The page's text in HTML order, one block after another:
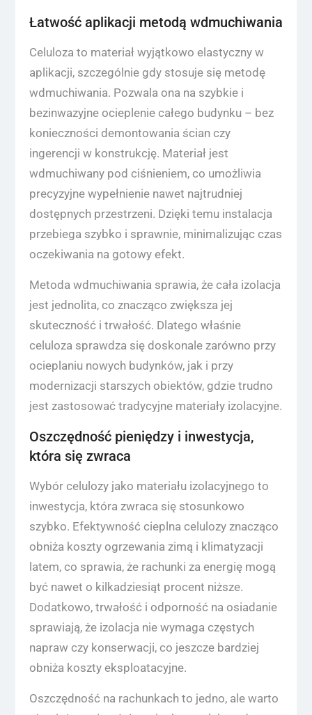
Łatwość aplikacji metodą wdmuchiwania
Celuloza to materiał wyjątkowo elastyczny w
aplikacji, szczególnie gdy stosuje się metodę
wdmuchiwania. Pozwala ona na szybkie i
bezinwazyjne ocieplenie całego budynku – bez
konieczności demontowania ścian czy
ingerencji w konstrukcję. Materiał jest
wdmuchiwany pod ciśnieniem, co umożliwia
precyzyjne wypełnienie nawet najtrudniej
dostępnych przestrzeni. Dzięki temu instalacja
przebiega szybko i sprawnie, minimalizując czas
oczekiwania na gotowy efekt.
Metoda wdmuchiwania sprawia, że cała izolacja
jest jednolita, co znacząco zwiększa jej
skuteczność i trwałość. Dlatego właśnie
celuloza sprawdza się doskonale zarówno przy
ocieplaniu nowych budynków, jak i przy
modernizacji starszych obiektów, gdzie trudno
jest zastosować tradycyjne materiały izolacyjne.
Oszczędność pieniędzy i inwestycja,
która się zwraca
Wybór celulozy jako materiału izolacyjnego to
inwestycja, która zwraca się stosunkowo
szybko. Efektywność cieplna celulozy znacząco
obniża koszty ogrzewania zimą i klimatyzacji
latem, co sprawia, że rachunki za energię mogą
być nawet o kilkadziesiąt procent niższe.
Dodatkowo, trwałość i odporność na osiadanie
sprawiają, że izolacja nie wymaga częstych
napraw czy konserwacji, co jeszcze bardziej
obniża koszty eksploatacyjne.
Oszczędność na rachunkach to jedno, ale warto